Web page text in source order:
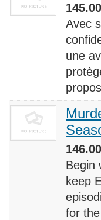
Avec
une
Begin
keep
for